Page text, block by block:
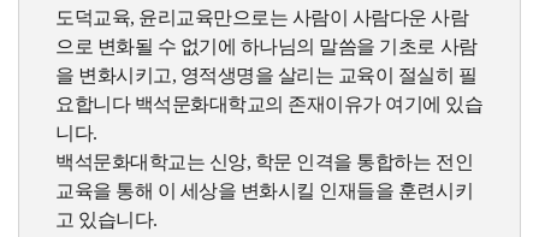
도덕교육, 윤리교육만으로는 사람이 사람다운 사람
으로 변화될 수 없기에 하나님의 말씀을 기초로 사람
을 변화시키고, 영적생명을 살리는 교육이 절실히 필
요합니다 백석문화대학교의 존재이유가 여기에 있습
니다.
백석문화대학교는 신앙, 학문 인격을 통합하는 전인
교육을 통해 이 세상을 변화시킬 인재들을 훈련시키
고 있습니다.